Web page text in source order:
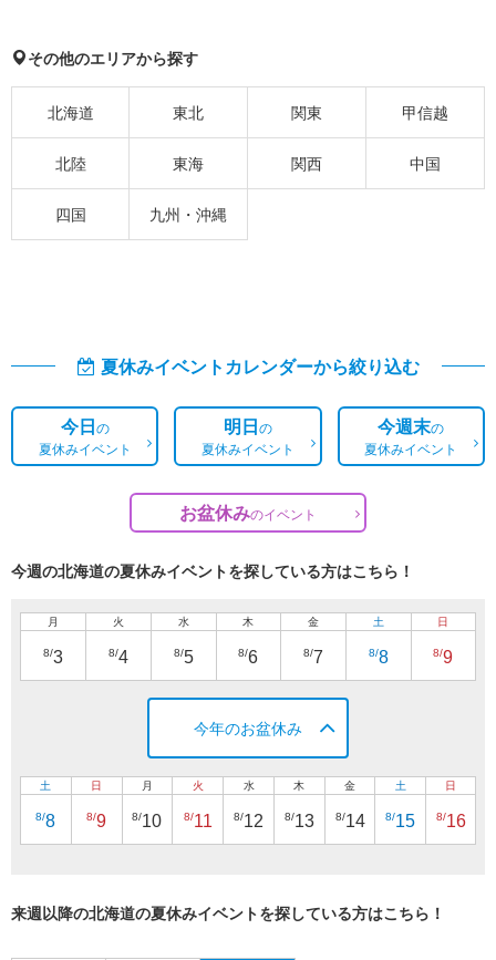
その他のエリアから探す
北海道 東北 関東 甲信越
北陸 東海 関西 中国
四国 九州・沖縄
夏休みイベントカレンダーから絞り込む
今日の
夏休みイベント
明日の
夏休みイベント
今週末の
夏休みイベント
お盆休みのイベント
今週の北海道の夏休みイベントを探している方はこちら！
月
8/3
火
8/4
水
8/5
木
8/6
金
8/7
土
8/8
日
8/9
今年のお盆休み
土
8/8
日
8/9
月
8/10
火
8/11
水
8/12
木
8/13
金
8/14
土
8/15
日
8/16
来週以降の北海道の夏休みイベントを探している方はこちら！